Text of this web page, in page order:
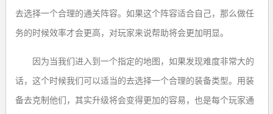
去选择一个合理的通关阵容。如果这个阵容适合自己，那么做任
务的时候效率才会更高，对玩家来说帮助将会更加明显。
因为当我们进入到一个指定的地图，如果发现难度非常大的
话，这个时候我们可以适当的去选择一个合理的装备类型。用装
备去克制他们，其实升级将会变得更加的容易，也是每个玩家通